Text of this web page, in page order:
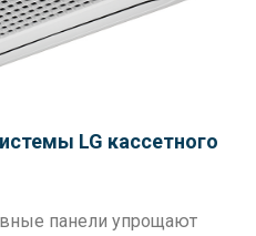
LG кассетного
панели упрощают